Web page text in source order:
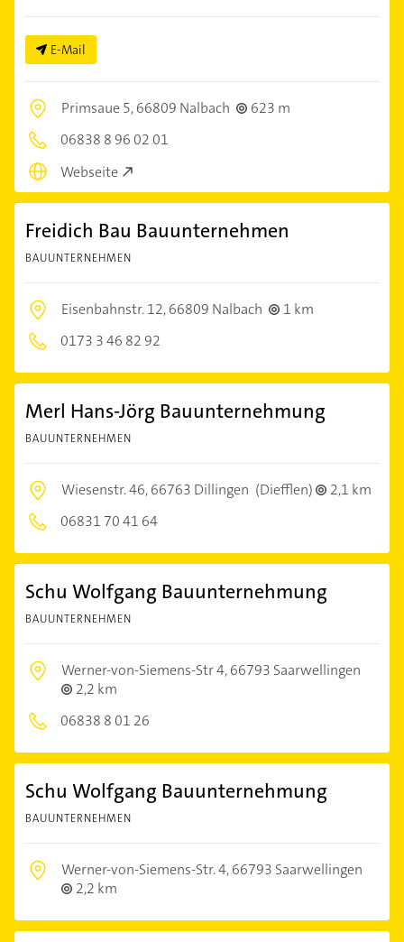
E-Mail
Primsaue 5,66809 Nalbach
623 m
06838 8 96 02 01
Webseite
Freidich Bau Bauunternehmen
BAUUNTERNEHMEN
Eisenbahnstr. 12,66809 Nalbach
1 km
0173 3 46 82 92
Merl Hans-Jörg Bauunternehmung
BAUUNTERNEHMEN
Wiesenstr. 46,66763 Dillingen (Diefflen)
2,1 km
06831 70 41 64
Schu Wolfgang Bauunternehmung
BAUUNTERNEHMEN
Werner-von-Siemens-Str 4,66793 Saarwellingen
2,2 km
06838 8 01 26
Schu Wolfgang Bauunternehmung
BAUUNTERNEHMEN
Werner-von-Siemens-Str. 4,66793 Saarwellingen
2,2 km